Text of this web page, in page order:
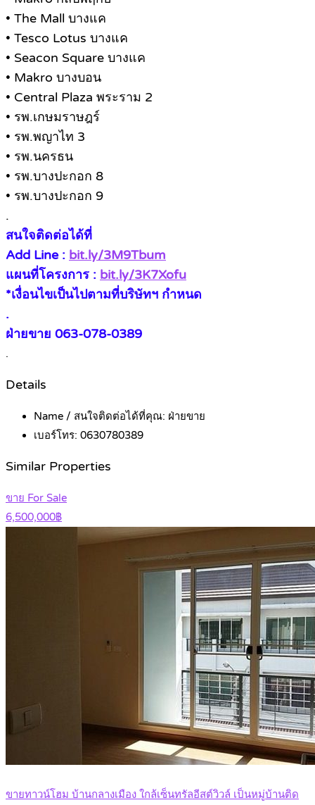
• The Mall บางแค
• Tesco Lotus บางแค
• Seacon Square บางแค
• Makro บางบอน
• Central Plaza พระราม 2
• รพ.เกษมราษฎร์
• รพ.พญาไท 3
• รพ.นครธน
• รพ.บางปะกอก 8
• รพ.บางปะกอก 9
.
สนใจติดต่อได้ที่
Add Line : bit.ly/3M9Tbum
แผนที่โครงการ : bit.ly/3K7Xofu
*เงื่อนไขเป็นไปตามที่บริษัทฯ กำหนด
.
ฝ่ายขาย 063-078-0389
.
Details
Name / สนใจติดต่อได้ที่คุณ: ฝ่ายขาย
เบอร์โทร: 0630780389
Similar Properties
ขาย For Sale
6,500,000฿
ขายทาวน์โฮม บ้านกลางเมือง ใกล้เซ็นทรัลอีสต์วิวล์ เป็นหมู่บ้านติด